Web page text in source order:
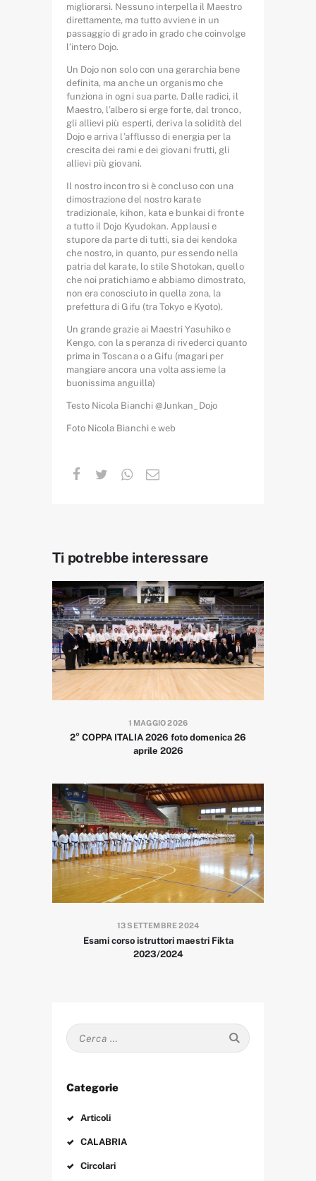
migliorarsi. Nessuno interpella il Maestro
direttamente, ma tutto avviene in un
passaggio di grado in grado che coinvolge
l’intero Dojo.
Un Dojo non solo con una gerarchia bene
definita, ma anche un organismo che
funziona in ogni sua parte. Dalle radici, il
Maestro, l’albero si erge forte, dal tronco,
gli allievi più esperti, deriva la solidità del
Dojo e arriva l’afflusso di energia per la
crescita dei rami e dei giovani frutti, gli
allievi più giovani.
Il nostro incontro si è concluso con una
dimostrazione del nostro karate
tradizionale, kihon, kata e bunkai di fronte
a tutto il Dojo Kyudokan. Applausi e
stupore da parte di tutti, sia dei kendoka
che nostro, in quanto, pur essendo nella
patria del karate, lo stile Shotokan, quello
che noi pratichiamo e abbiamo dimostrato,
non era conosciuto in quella zona, la
prefettura di Gifu (tra Tokyo e Kyoto).
Un grande grazie ai Maestri Yasuhiko e
Kengo, con la speranza di rivederci quanto
prima in Toscana o a Gifu (magari per
mangiare ancora una volta assieme la
buonissima anguilla)
Testo Nicola Bianchi @Junkan_Dojo
Foto Nicola Bianchi e web
Ti potrebbe interessare
1 MAGGIO 2026
2° COPPA ITALIA 2026 foto domenica 26
aprile 2026
13 SETTEMBRE 2024
Esami corso istruttori maestri Fikta
2023/2024
Ricerca
per:
Categorie
Articoli
CALABRIA
Circolari